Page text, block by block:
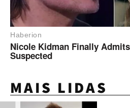
MAIS LIDAS